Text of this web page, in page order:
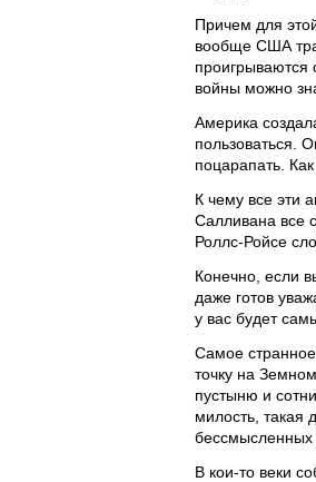
Причем для
вообще США
проигрываются
войны можно
Америка
пользоваться.
поцарапать.
К чему все эти
Салливана все
Роллс-Ройсе
Конечно, если
даже готов
у вас будет
Самое
точку на
пустыню и
милость, такая
бессмысленных
В кои-то веки